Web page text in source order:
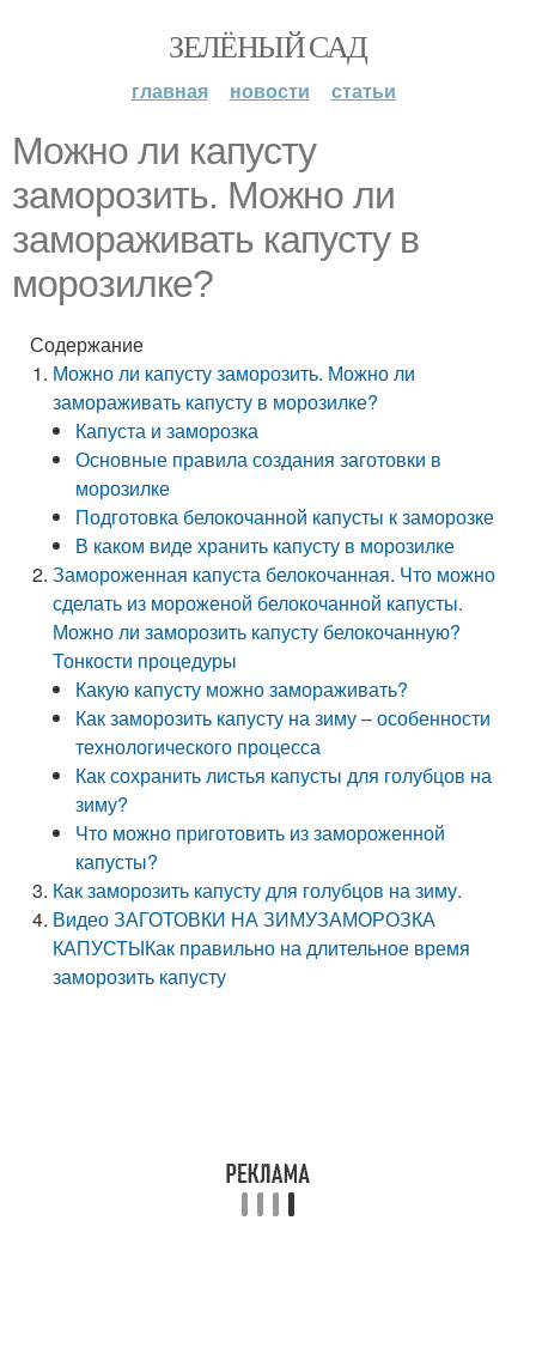
ЗЕЛЁНЫЙ САД
главная новости статьи
Можно ли капусту
заморозить. Можно ли
замораживать капусту в
морозилке?
Содержание
Можно ли капусту заморозить. Можно ли
замораживать капусту в морозилке?
Капуста и заморозка
Основные правила создания заготовки в
морозилке
Подготовка белокочанной капусты к заморозке
В каком виде хранить капусту в морозилке
Замороженная капуста белокочанная. Что можно
сделать из мороженой белокочанной капусты.
Можно ли заморозить капусту белокочанную?
Тонкости процедуры
Какую капусту можно замораживать?
Как заморозить капусту на зиму – особенности
технологического процесса
Как сохранить листья капусты для голубцов на
зиму?
Что можно приготовить из замороженной
капусты?
Как заморозить капусту для голубцов на зиму.
Видео ЗАГОТОВКИ НА ЗИМУЗАМОРОЗКА
КАПУСТЫКак правильно на длительное время
заморозить капусту